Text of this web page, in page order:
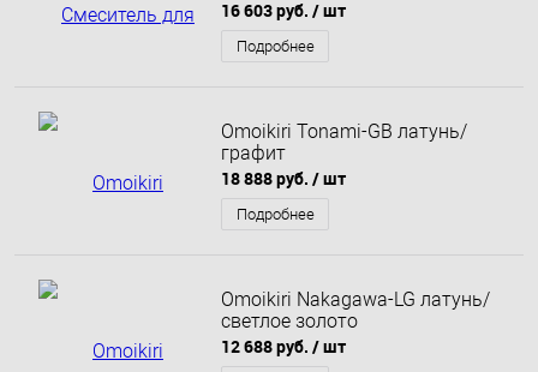
Woghand, Белый матовый (WW-
121E201B-MW)
16 603 руб. / шт
Подробнее
Omoikiri Tonami-GB латунь/
графит
18 888 руб. / шт
Подробнее
Omoikiri Nakagawa-LG латунь/
светлое золото
12 688 руб. / шт